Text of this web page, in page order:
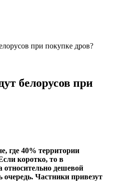
при покупке дров?
белорусов при
где 40% территории
коротко, то в
относительно дешевой
Частники привезут